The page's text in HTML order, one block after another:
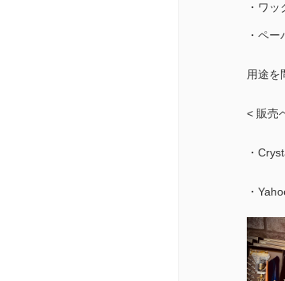
・ワッ
・ペ
用途を
< 販売
・
・